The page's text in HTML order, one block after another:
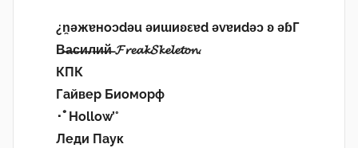
¿n̯ǝжɐноɔdǝu ǝиɯиʚεɐd ǝvɐиdǝɔ ʚ ǝɓГ
В̶а̶с̶и̶л̶и̶й̶ 𝓕𝓻𝓮𝓪𝓴𝓢𝓴𝓮𝓵𝓮𝓽𝓸𝓷.
КПК
Гайвер Биоморф
･ﾟHollow’°
Леди Паук